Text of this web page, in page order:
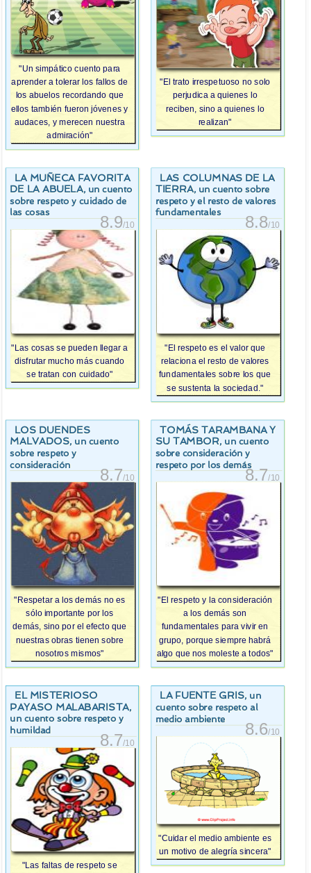
"Un simpático cuento para
aprender a tolerar los fallos de
los abuelos recordando que
ellos también fueron jóvenes y
audaces, y merecen nuestra
admiración"
"El trato irrespetuoso no solo
perjudica a quienes lo
reciben, sino a quienes lo
realizan"
LA MUÑECA FAVORITA
DE LA ABUELA, un cuento
sobre respeto y cuidado de
las cosas
8.9/10
"Las cosas se pueden llegar a
disfrutar mucho más cuando
se tratan con cuidado"
LAS COLUMNAS DE LA
TIERRA, un cuento sobre
respeto y el resto de valores
fundamentales
8.8/10
"El respeto es el valor que
relaciona el resto de valores
fundamentales sobre los que
se sustenta la sociedad."
LOS DUENDES
MALVADOS, un cuento
sobre respeto y
consideración
8.7/10
"Respetar a los demás no es
sólo importante por los
demás, sino por el efecto que
nuestras obras tienen sobre
nosotros mismos"
TOMÁS TARAMBANA Y
SU TAMBOR, un cuento
sobre consideración y
respeto por los demás
8.7/10
"El respeto y la consideración
a los demás son
fundamentales para vivir en
grupo, porque siempre habrá
algo que nos moleste a todos"
EL MISTERIOSO
PAYASO MALABARISTA,
un cuento sobre respeto y
humildad
8.7/10
"Las faltas de respeto se
LA FUENTE GRIS, un
cuento sobre respeto al
medio ambiente
8.6/10
"Cuidar el medio ambiente es
un motivo de alegría sincera"